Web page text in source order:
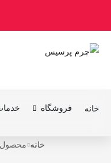
خانه فروشگاه
خانه محصول